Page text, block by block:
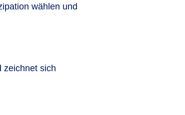
wählen und
zeichnet sich